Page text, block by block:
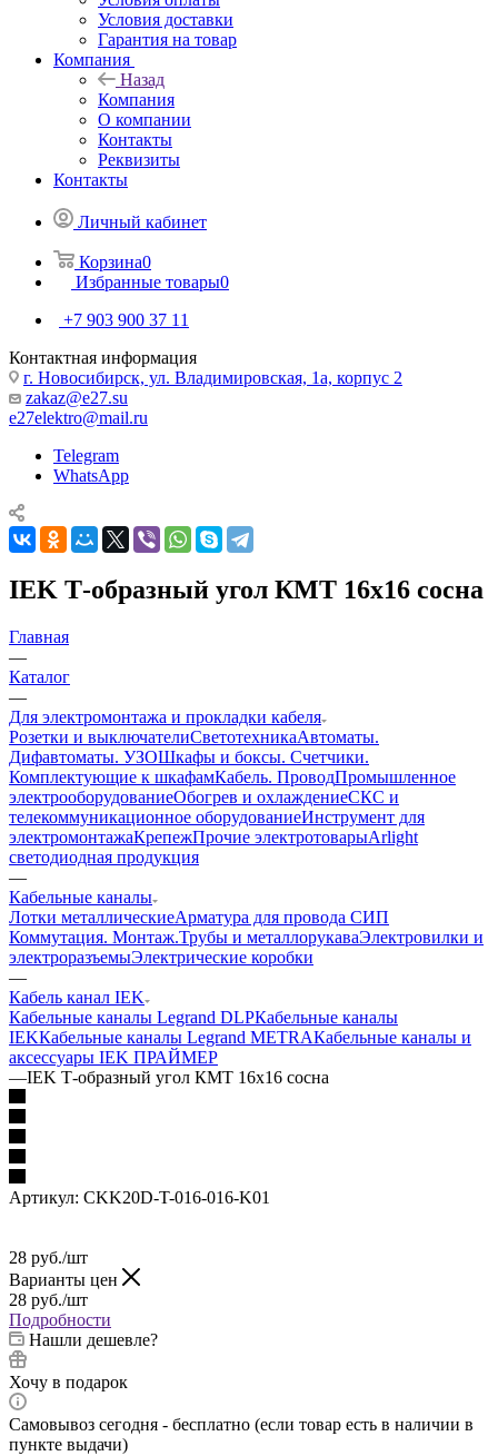
Условия доставки
Гарантия на товар
Компания
Назад
Компания
О компании
Контакты
Реквизиты
Контакты
Личный кабинет
Корзина0
Избранные товары0
+7 903 900 37 11
Контактная информация
г. Новосибирск, ул. Владимировская, 1а, корпус 2
zakaz@e27.su
e27elektro@mail.ru
Telegram
WhatsApp
IEK Т-образный угол КМТ 16х16 сосна
Главная
—
Каталог
—
Для электромонтажа и прокладки кабеля
Розетки и выключателиСветотехникаАвтоматы.
Дифавтоматы. УЗОШкафы и боксы. Счетчики.
Комплектующие к шкафамКабель. ПроводПромышленное
электрооборудованиеОбогрев и охлаждениеСКС и
телекоммуникационное оборудованиеИнструмент для
электромонтажаКрепежПрочие электротоварыArlight
светодиодная продукция
—
Кабельные каналы
Лотки металлическиеАрматура для провода СИП
Коммутация. Монтаж.Трубы и металлорукаваЭлектровилки и
электроразъемыЭлектрические коробки
—
Кабель канал IEK
Кабельные каналы Legrand DLPКабельные каналы
IEKКабельные каналы Legrand METRAКабельные каналы и
аксессуары IEK ПРАЙМЕР
—IEK Т-образный угол КМТ 16х16 сосна
Артикул: CKK20D-T-016-016-K01
28 руб./шт
Варианты цен
28 руб./шт
Подробности
Нашли дешевле?
Хочу в подарок
Самовывоз сегодня - бесплатно (если товар есть в наличии в
пункте выдачи)